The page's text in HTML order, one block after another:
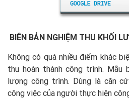
BIÊN BẢN NGHIỆM THU KHỐI L
Không có quá nhiều điểm khác
thu hoàn thành công trình. Mẫu
lượng công trình. Dùng là căn
công việc của người thực hiện